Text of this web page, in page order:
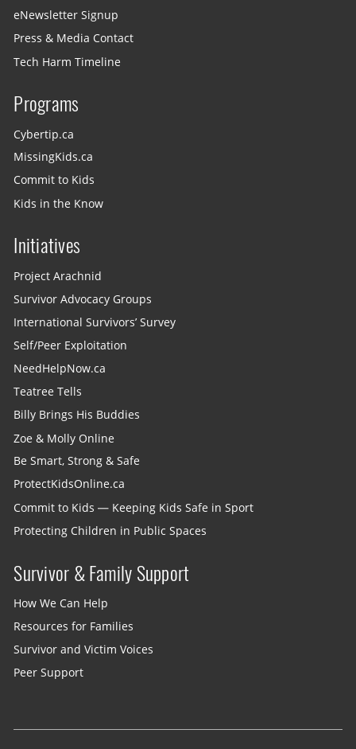
eNewsletter Signup
Press & Media Contact
Tech Harm Timeline
Programs
Cybertip.ca
MissingKids.ca
Commit to Kids
Kids in the Know
Initiatives
Project Arachnid
Survivor Advocacy Groups
International Survivors’ Survey
Self/Peer Exploitation
NeedHelpNow.ca
Teatree Tells
Billy Brings His Buddies
Zoe & Molly Online
Be Smart, Strong & Safe
ProtectKidsOnline.ca
Commit to Kids — Keeping Kids Safe in Sport
Protecting Children in Public Spaces
Survivor & Family Support
How We Can Help
Resources for Families
Survivor and Victim Voices
Peer Support